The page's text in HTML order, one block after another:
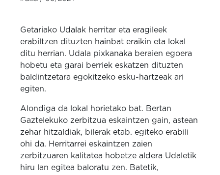
Getariako Udalak herritar eta eragileek
erabiltzen dituzten hainbat eraikin eta lokal
ditu herrian. Udala pixkanaka beraien egoera
hobetu eta garai berriek eskatzen dituzten
baldintzetara egokitzeko esku-hartzeak ari
egiten.
Alondiga da lokal horietako bat. Bertan
Gaztelekuko zerbitzua eskaintzen gain, astean
zehar hitzaldiak, bilerak etab. egiteko erabili
ohi da. Herritarrei eskaintzen zaien
zerbitzuaren kalitatea hobetze aldera Udaletik
hiru lan egitea baloratu zen. Batetik,